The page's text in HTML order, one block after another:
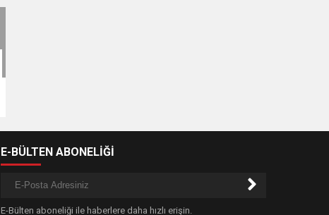
E-BÜLTEN ABONELİĞİ
E-Bülten aboneliği ile haberlere daha hızlı erişin.